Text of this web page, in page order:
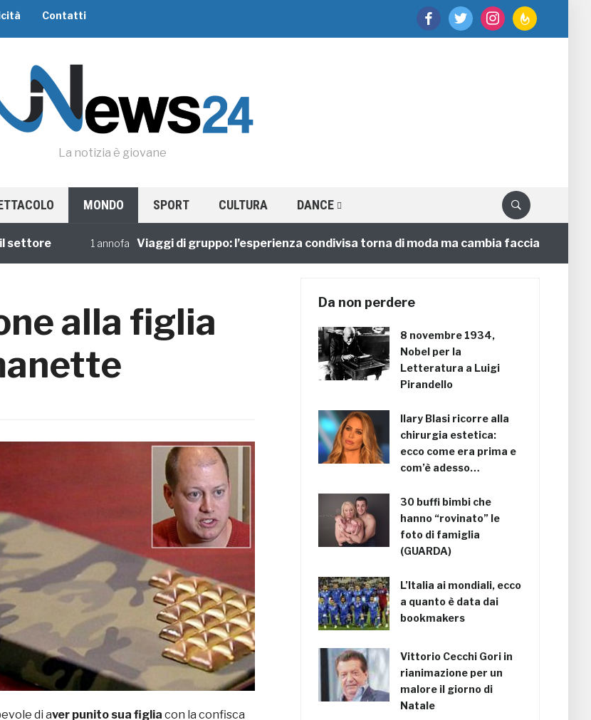
facebooktwitter instagramfeedburner
Contatti
La notizia è giovane
MONDO SPORT CULTURA DANCE
1 annofa Viaggi di gruppo: l’esperienza condivisa torna di moda ma cambia faccia
alla figlia
di aver punito sua figlia con la confisca
Da non perdere
8 novembre 1934,
Nobel per la
Letteratura a Luigi
Pirandello
Ilary Blasi ricorre alla
chirurgia estetica:
ecco come era prima e
com’è adesso…
30 buffi bimbi che
hanno “rovinato” le
foto di famiglia
(GUARDA)
L’Italia ai mondiali, ecco
a quanto è data dai
bookmakers
Vittorio Cecchi Gori in
rianimazione per un
malore il giorno di
Natale